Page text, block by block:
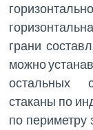
грани
можно
остальных
стаканы по
по